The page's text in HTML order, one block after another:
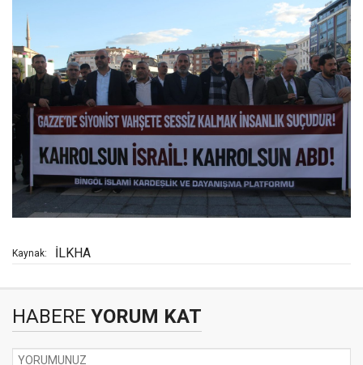
Kaynak: İLKHA
HABERE YORUM KAT